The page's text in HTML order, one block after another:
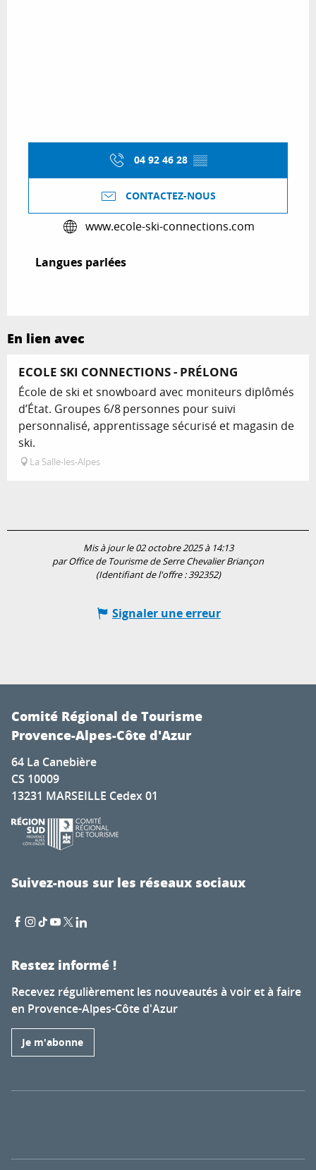
04 92 46 28 ▒▒
CONTACTEZ-NOUS
www.ecole-ski-connections.com
Langues parlées
Langues parlées
En lien avec
ECOLE SKI CONNECTIONS - PRÉLONG
École de ski et snowboard avec moniteurs diplômés
d’État. Groupes 6/8 personnes pour suivi
personnalisé, apprentissage sécurisé et magasin de
ski.
La Salle-les-Alpes
Mis à jour le 02 octobre 2025 à 14:13
par Office de Tourisme de Serre Chevalier Briançon
(Identifiant de l'offre :392352)
Signaler une erreur
Comité Régional de Tourisme
Provence-Alpes-Côte d'Azur
64 La Canebière
CS 10009
13231 MARSEILLE Cedex 01
Suivez-nous sur les réseaux sociaux
Restez informé !
Recevez régulièrement les nouveautés à voir et à faire
en Provence-Alpes-Côte d'Azur
Je m'abonne